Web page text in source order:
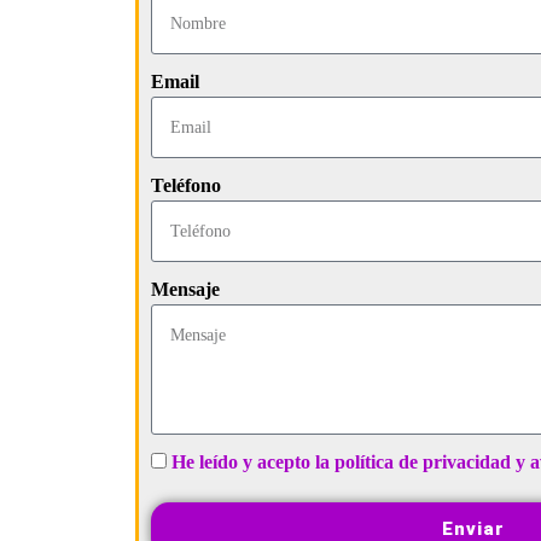
Email
Teléfono
Mensaje
He leído y acepto la política de privacidad y
Enviar